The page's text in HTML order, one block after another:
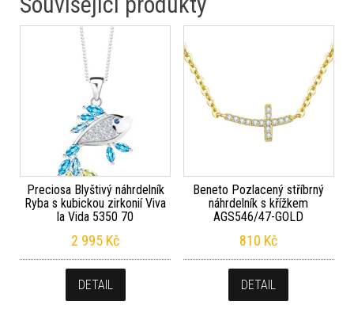
Preciosa Blyštivý náhrdelník
Ryba s kubickou zirkonií Viva
la Vida 5350 70
2 995 Kč
DETAIL
Beneto Pozlacený stříbrný
náhrdelník s křížkem
AGS546/47-GOLD
810 Kč
DETAIL